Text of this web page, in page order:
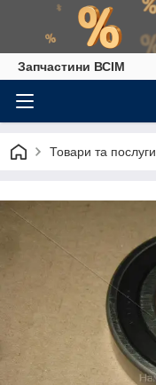
Запчастини ВСІМ
Товари та послуги